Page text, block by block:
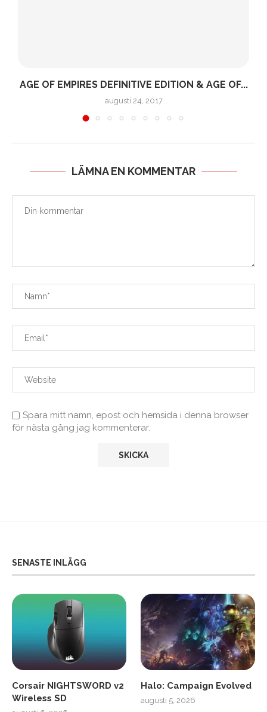
AGE OF EMPIRES DEFINITIVE EDITION & AGE OF...
augusti 24, 2017
LÄMNA EN KOMMENTAR
Spara mitt namn, epost och hemsida i denna browser
för nästa gång jag kommenterar.
SENASTE INLÄGG
Corsair NIGHTSWORD v2
Wireless SD
Halo: Campaign Evolved
augusti 5, 2026